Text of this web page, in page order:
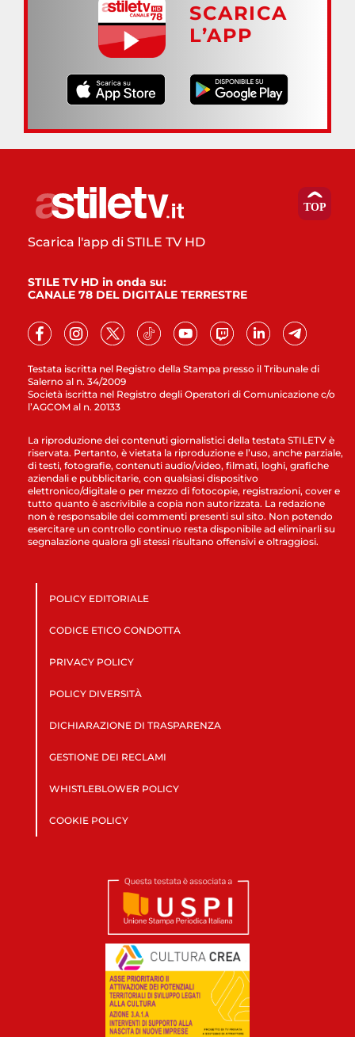
SCARICA
L’APP
Testata iscritta nel Registro della Stampa presso il Tribunale di
Salerno al n. 34/2009
Società iscritta nel Registro degli Operatori di Comunicazione c/o
l’AGCOM al n. 20133
Scarica l'app di STILE TV HD
STILE TV HD in onda su:
CANALE 78 DEL DIGITALE TERRESTRE
La riproduzione dei contenuti giornalistici della testata STILETV è
riservata. Pertanto, è vietata la riproduzione e l’uso, anche parziale,
di testi, fotografie, contenuti audio/video, filmati, loghi, grafiche
aziendali e pubblicitarie, con qualsiasi dispositivo
elettronico/digitale o per mezzo di fotocopie, registrazioni, cover e
tutto quanto è ascrivibile a copia non autorizzata. La redazione
non è responsabile dei commenti presenti sul sito. Non potendo
esercitare un controllo continuo resta disponibile ad eliminarli su
segnalazione qualora gli stessi risultano offensivi e oltraggiosi.
POLICY EDITORIALE
CODICE ETICO CONDOTTA
PRIVACY POLICY
POLICY DIVERSITÀ
DICHIARAZIONE DI TRASPARENZA
GESTIONE DEI RECLAMI
WHISTLEBLOWER POLICY
COOKIE POLICY